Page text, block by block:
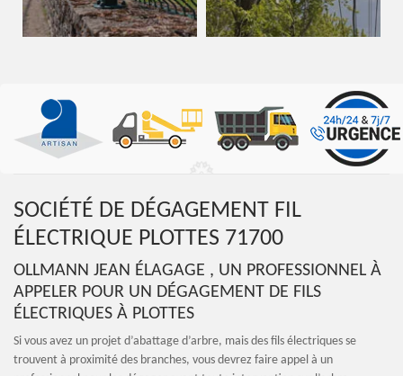
SOCIÉTÉ DE DÉGAGEMENT FIL
ÉLECTRIQUE PLOTTES 71700
OLLMANN JEAN ÉLAGAGE , UN PROFESSIONNEL À
APPELER POUR UN DÉGAGEMENT DE FILS
ÉLECTRIQUES À PLOTTES
Si vous avez un projet d’abattage d’arbre, mais des fils électriques se
trouvent à proximité des branches, vous devrez faire appel à un